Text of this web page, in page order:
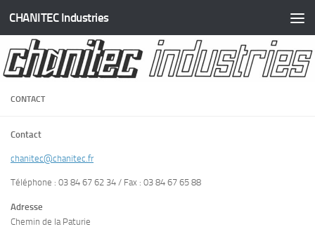
Skip to content
CHANITEC Industries
CONTACT
Contact
chanitec@chanitec.fr
Téléphone : 03 84 67 62 34 / Fax : 03 84 67 65 88
Adresse
Chemin de la Paturie